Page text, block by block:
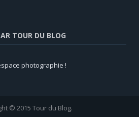
TOUR DU BLOG
photographie !
© 2015 Tour du Blog.